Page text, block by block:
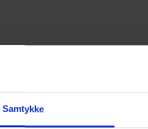
Samtykke